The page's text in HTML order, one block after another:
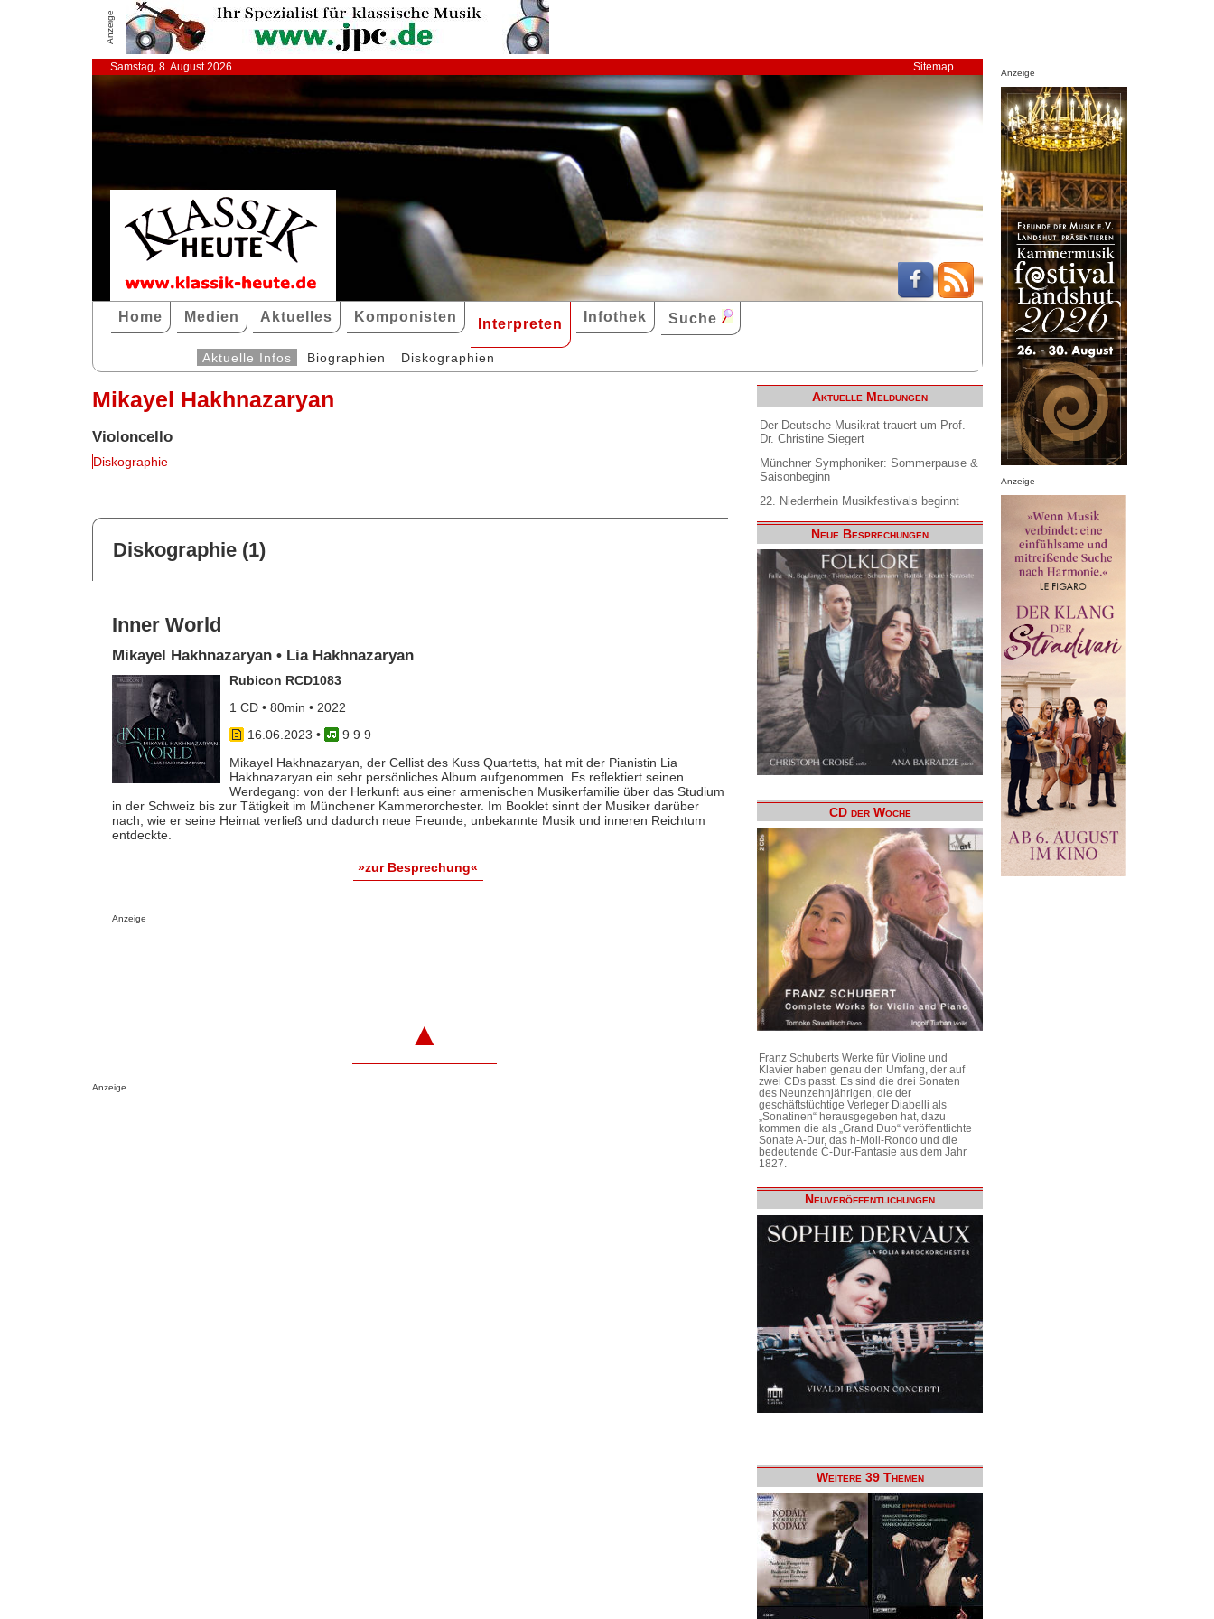
Anzeige
Samstag, 8. August 2026 Sitemap
Home Medien Aktuelles Komponisten Interpreten Infothek Suche
Aktuelle Infos Biographien Diskographien
Mikayel Hakhnazaryan
Violoncello
Diskographie
Diskographie (1)
Inner World
Mikayel Hakhnazaryan • Lia Hakhnazaryan
Rubicon RCD1083
1 CD • 80min • 2022
16.06.2023 •
9 9 9
Mikayel Hakhnazaryan, der Cellist des Kuss Quartetts, hat mit der Pianistin Lia
Hakhnazaryan ein sehr persönliches Album aufgenommen. Es reflektiert seinen
Werdegang: von der Herkunft aus einer armenischen Musikerfamilie über das Studium
in der Schweiz bis zur Tätigkeit im Münchener Kammerorchester. Im Booklet sinnt der Musiker darüber
nach, wie er seine Heimat verließ und dadurch neue Freunde, unbekannte Musik und inneren Reichtum
entdeckte.
»zur Besprechung«
Anzeige
▲
Anzeige
Aktuelle Meldungen
Der Deutsche Musikrat trauert um Prof.
Dr. Christine Siegert
Münchner Symphoniker: Sommerpause &
Saisonbeginn
22. Niederrhein Musikfestivals beginnt
Neue Besprechungen
CD der Woche
Franz Schuberts Werke für Violine und
Klavier haben genau den Umfang, der auf
zwei CDs passt. Es sind die drei Sonaten
des Neunzehnjährigen, die der
geschäftstüchtige Verleger Diabelli als
„Sonatinen“ herausgegeben hat, dazu
kommen die als „Grand Duo“ veröffentlichte
Sonate A-Dur, das h-Moll-Rondo und die
bedeutende C-Dur-Fantasie aus dem Jahr
1827.
Neuveröffentlichungen
Weitere 39 Themen
Anzeige
Anzeige